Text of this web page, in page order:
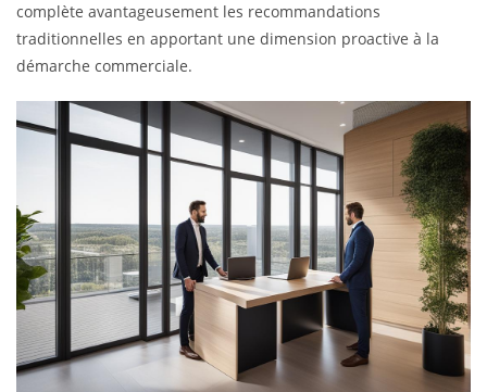
complète avantageusement les recommandations
traditionnelles en apportant une dimension proactive à la
démarche commerciale.